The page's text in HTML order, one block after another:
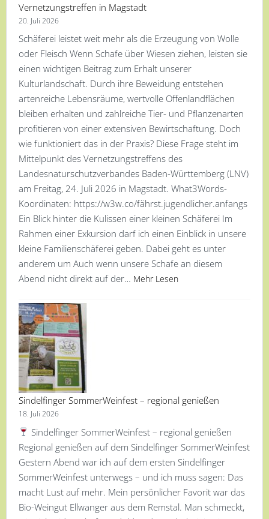
Vernetzungstreffen in Magstadt
20. Juli 2026
Schäferei leistet weit mehr als die Erzeugung von Wolle
oder Fleisch Wenn Schafe über Wiesen ziehen, leisten sie
einen wichtigen Beitrag zum Erhalt unserer
Kulturlandschaft. Durch ihre Beweidung entstehen
artenreiche Lebensräume, wertvolle Offenlandflächen
bleiben erhalten und zahlreiche Tier- und Pflanzenarten
profitieren von einer extensiven Bewirtschaftung. Doch
wie funktioniert das in der Praxis? Diese Frage steht im
Mittelpunkt des Vernetzungstreffens des
Landesnaturschutzverbandes Baden-Württemberg (LNV)
am Freitag, 24. Juli 2026 in Magstadt. What3Words-
Koordinaten: https://w3w.co/fährst.jugendlicher.anfangs
Ein Blick hinter die Kulissen einer kleinen Schäferei Im
Rahmen einer Exkursion darf ich einen Einblick in unsere
kleine Familienschäferei geben. Dabei geht es unter
anderem um Auch wenn unsere Schafe an diesem
Abend nicht direkt auf der… Mehr Lesen
Sindelfinger SommerWeinfest – regional genießen
18. Juli 2026
Sindelfinger SommerWeinfest – regional genießen
Regional genießen auf dem Sindelfinger SommerWeinfest
Gestern Abend war ich auf dem ersten Sindelfinger
SommerWeinfest unterwegs – und ich muss sagen: Das
macht Lust auf mehr. Mein persönlicher Favorit war das
Bio-Weingut Ellwanger aus dem Remstal. Man schmeckt,